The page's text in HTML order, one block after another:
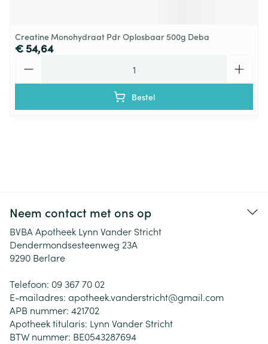
Creatine Monohydraat Pdr Oplosbaar 500g Deba
€ 54,64
Bestel
Neem contact met ons op
BVBA Apotheek Lynn Vander Stricht
Dendermondsesteenweg 23A
9290 Berlare
Telefoon: 09 367 70 02
E-mailadres: apotheek.vanderstricht@gmail.com
APB nummer: 421702
Apotheek titularis: Lynn Vander Stricht
BTW nummer: BE0543287694